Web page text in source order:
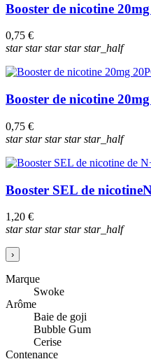
Booster de nicotine
0,75 €
starstarstarstarstar_half
Booster de nicotine
0,75 €
starstarstarstarstar_half
Booster SEL de nicotine
1,20 €
starstarstarstarstar_half
›
Marque
Swoke
Arôme
Baie de goji
Bubble Gum
Cerise
Contenance